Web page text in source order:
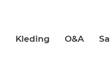
Kleding O&A